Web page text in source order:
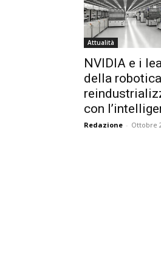
Attualità
NVIDIA e i
della
con
Redazione - Ottobre